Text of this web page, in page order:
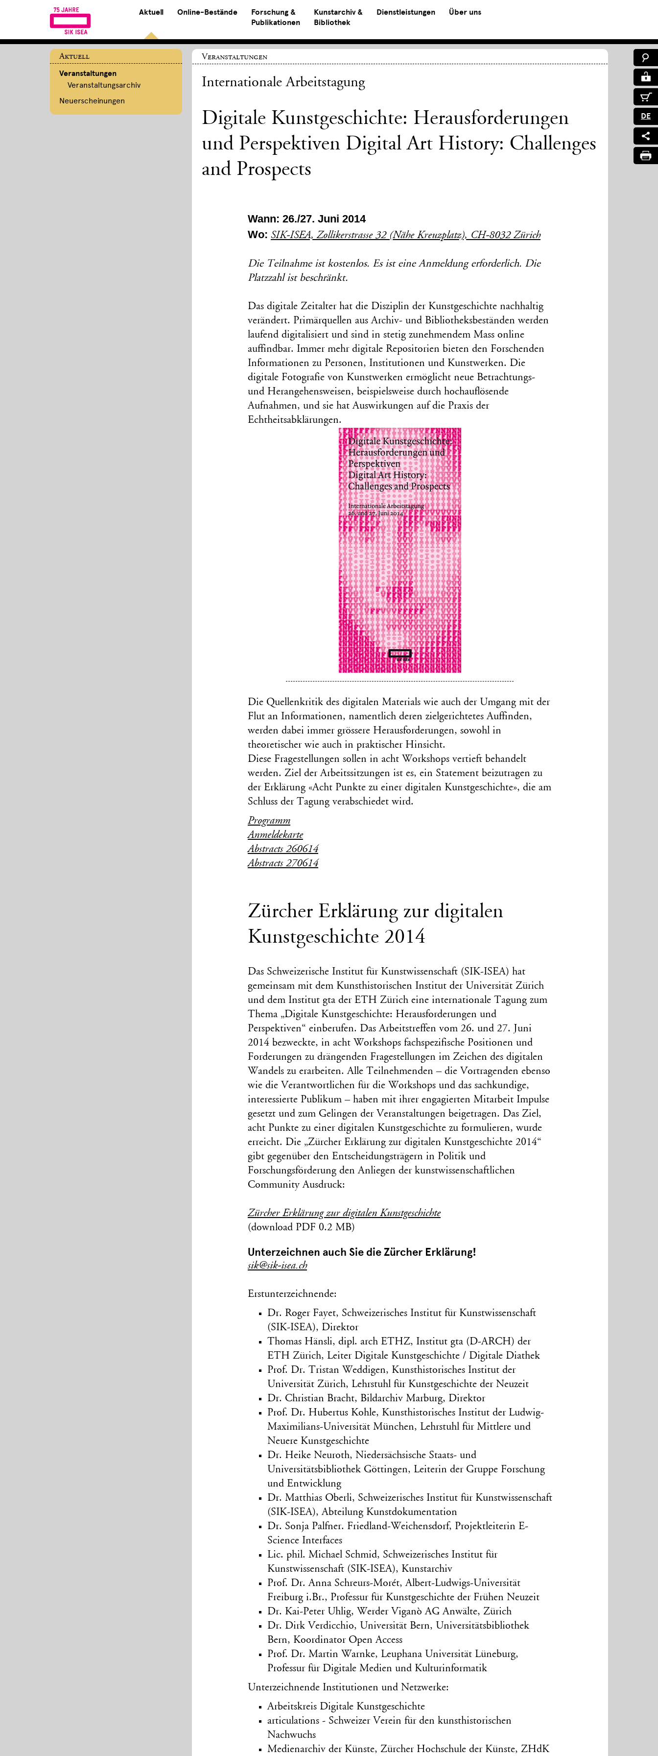
Aktuell Online-Bestände
Forschung &
Publikationen
Kunstarchiv &
Bibliothek
Dienstleistungen Über uns
DE
Aktuell
Veranstaltungen
Veranstaltungsarchiv
Neuerscheinungen
Veranstaltungen
Internationale Arbeitstagung
Digitale Kunstgeschichte: Herausforderungen
und Perspektiven Digital Art History: Challenges
and Prospects
Wann: 26./27. Juni 2014
Wo: SIK-ISEA, Zollikerstrasse 32 (Nähe Kreuzplatz), CH-8032 Zürich
Die Teilnahme ist kostenlos. Es ist eine Anmeldung erforderlich. Die
Platzzahl ist beschränkt.
Das digitale Zeitalter hat die Disziplin der Kunstgeschichte nachhaltig
verändert. Primärquellen aus Archiv- und Bibliotheksbeständen werden
laufend digitalisiert und sind in stetig zunehmendem Mass online
auffindbar. Immer mehr digitale Repositorien bieten den Forschenden
Informationen zu Personen, Institutionen und Kunstwerken. Die
digitale Fotografie von Kunstwerken ermöglicht neue Betrachtungs-
und Herangehensweisen, beispielsweise durch hochauflösende
Aufnahmen, und sie hat Auswirkungen auf die Praxis der
Echtheitsabklärungen.
Die Quellenkritik des digitalen Materials wie auch der Umgang mit der
Flut an Informationen, namentlich deren zielgerichtetes Auffinden,
werden dabei immer grössere Herausforderungen, sowohl in
theoretischer wie auch in praktischer Hinsicht.
Diese Fragestellungen sollen in acht Workshops vertieft behandelt
werden. Ziel der Arbeitssitzungen ist es, ein Statement beizutragen zu
der Erklärung «Acht Punkte zu einer digitalen Kunstgeschichte», die am
Schluss der Tagung verabschiedet wird.
Programm
Anmeldekarte
Abstracts 260614
Abstracts 270614
Zürcher Erklärung zur digitalen
Kunstgeschichte 2014
Das Schweizerische Institut für Kunstwissenschaft (SIK-ISEA) hat
gemeinsam mit dem Kunsthistorischen Institut der Universität Zürich
und dem Institut gta der ETH Zürich eine internationale Tagung zum
Thema „Digitale Kunstgeschichte: Herausforderungen und
Perspektiven“ einberufen. Das Arbeitstreffen vom 26. und 27. Juni
2014 bezweckte, in acht Workshops fachspezifische Positionen und
Forderungen zu drängenden Fragestellungen im Zeichen des digitalen
Wandels zu erarbeiten. Alle Teilnehmenden – die Vortragenden ebenso
wie die Verantwortlichen für die Workshops und das sachkundige,
interessierte Publikum – haben mit ihrer engagierten Mitarbeit Impulse
gesetzt und zum Gelingen der Veranstaltungen beigetragen. Das Ziel,
acht Punkte zu einer digitalen Kunstgeschichte zu formulieren, wurde
erreicht. Die „Zürcher Erklärung zur digitalen Kunstgeschichte 2014“
gibt gegenüber den Entscheidungsträgern in Politik und
Forschungsförderung den Anliegen der kunstwissenschaftlichen
Community Ausdruck:
Zürcher Erklärung zur digitalen Kunstgeschichte
(download PDF 0.2 MB)
Unterzeichnen auch Sie die Zürcher Erklärung!
sik@sik-isea.ch
Erstunterzeichnende:
Dr. Roger Fayet, Schweizerisches Institut für Kunstwissenschaft
(SIK-ISEA), Direktor
Thomas Hänsli, dipl. arch ETHZ, Institut gta (D-ARCH) der
ETH Zürich, Leiter Digitale Kunstgeschichte / Digitale Diathek
Prof. Dr. Tristan Weddigen, Kunsthistorisches Institut der
Universität Zürich, Lehrstuhl für Kunstgeschichte der Neuzeit
Dr. Christian Bracht, Bildarchiv Marburg, Direktor
Prof. Dr. Hubertus Kohle, Kunsthistorisches Institut der Ludwig-
Maximilians-Universität München, Lehrstuhl für Mittlere und
Neuere Kunstgeschichte
Dr. Heike Neuroth, Niedersächsische Staats- und
Universitätsbibliothek Göttingen, Leiterin der Gruppe Forschung
und Entwicklung
Dr. Matthias Oberli, Schweizerisches Institut für Kunstwissenschaft
(SIK-ISEA), Abteilung Kunstdokumentation
Dr. Sonja Palfner. Friedland-Weichensdorf, Projektleiterin E-
Science Interfaces
Lic. phil. Michael Schmid, Schweizerisches Institut für
Kunstwissenschaft (SIK-ISEA), Kunstarchiv
Prof. Dr. Anna Schreurs-Morét, Albert-Ludwigs-Universität
Freiburg i.Br., Professur für Kunstgeschichte der Frühen Neuzeit
Dr. Kai-Peter Uhlig, Werder Viganò AG Anwälte, Zürich
Dr. Dirk Verdicchio, Universität Bern, Universitätsbibliothek
Bern, Koordinator Open Access
Prof. Dr. Martin Warnke, Leuphana Universität Lüneburg,
Professur für Digitale Medien und Kulturinformatik
Unterzeichnende Institutionen und Netzwerke:
Arbeitskreis Digitale Kunstgeschichte
articulations - Schweizer Verein für den kunsthistorischen
Nachwuchs
Medienarchiv der Künste, Zürcher Hochschule der Künste, ZHdK